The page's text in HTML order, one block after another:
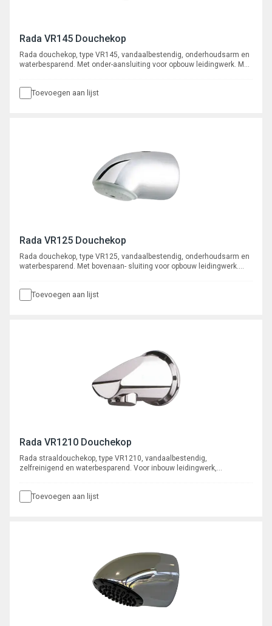
Rada VR145 Douchekop
Rada douchekop, type VR145, vandaalbestendig, onderhoudsarm en
waterbesparend. Met onder-aansluiting voor opbouw leidingwerk. Met
Toevoegen aan lijst
Rada VR125 Douchekop
Rada douchekop, type VR125, vandaalbestendig, onderhoudsarm en
waterbesparend. Met bovenaan- sluiting voor opbouw leidingwerk.
Toevoegen aan lijst
Rada VR1210 Douchekop
Rada straaldouchekop, type VR1210, vandaalbestendig,
zelfreinigend en waterbesparend. Voor inbouw leidingwerk,
Toevoegen aan lijst